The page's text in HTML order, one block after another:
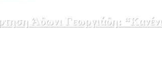
Άδωνι Γεωργιάδη: